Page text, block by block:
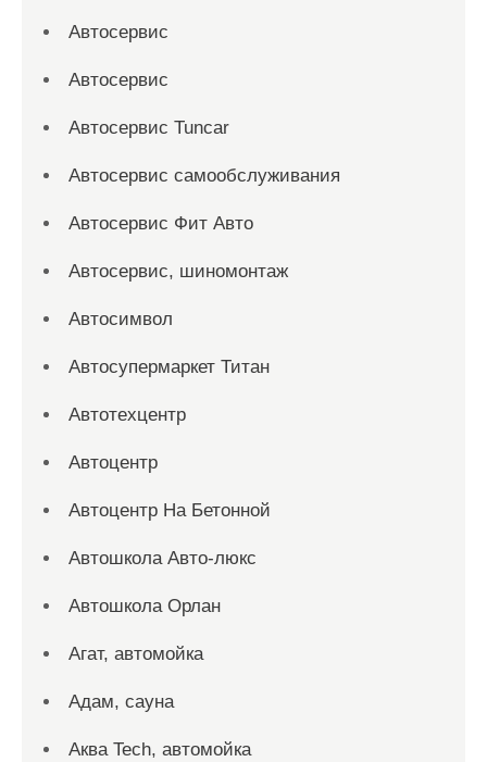
Автосервис
Автосервис
Автосервис Tuncar
Автосервис самообслуживания
Автосервис Фит Авто
Автосервис, шиномонтаж
Автосимвол
Автосупермаркет Титан
Автотехцентр
Автоцентр
Автоцентр На Бетонной
Автошкола Авто-люкс
Автошкола Орлан
Агат, автомойка
Адам, сауна
Аква Tech, автомойка